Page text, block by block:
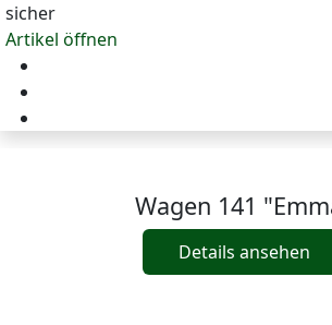
sicher
Artikel öffnen
Wagen 141
Details ansehen